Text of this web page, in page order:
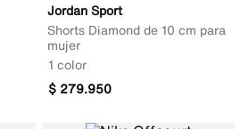
Jordan Sport
Shorts Diamond de 10 cm para
mujer
1 color
$ 279.950